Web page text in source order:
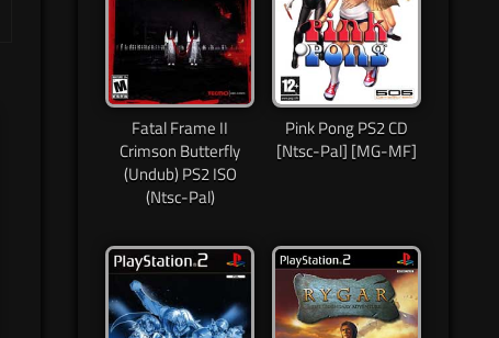
Fatal Frame II
Crimson Butterfly
(Undub) PS2 ISO
(Ntsc-Pal)
Pink Pong PS2 CD
[Ntsc-Pal] [MG-MF]